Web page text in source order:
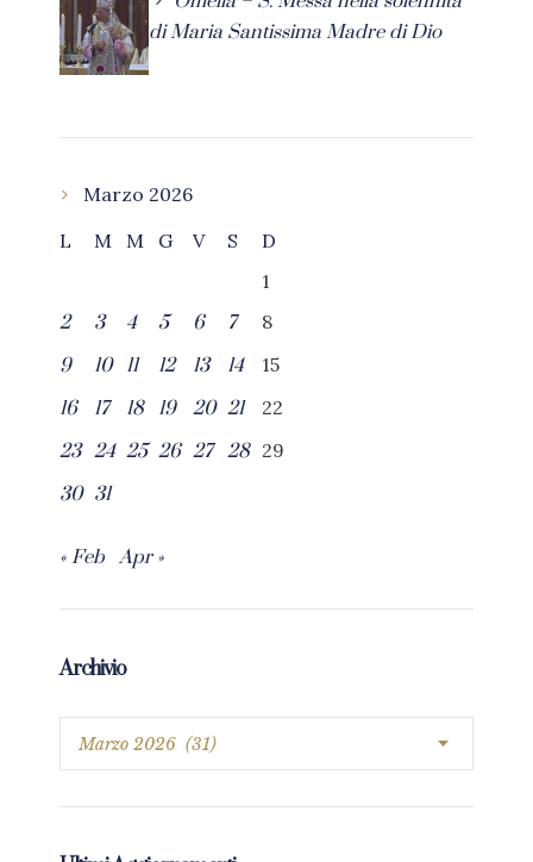
di Maria Santissima Madre di Dio
Marzo 2026
L
M M G V S
D
1
2
3 4 5 6 7
8
9
10 11 12 13 14
15
16
17 18 19 20 21
22
23 24 25 26 27 28 29
30 31
« Feb Apr »
Archivio